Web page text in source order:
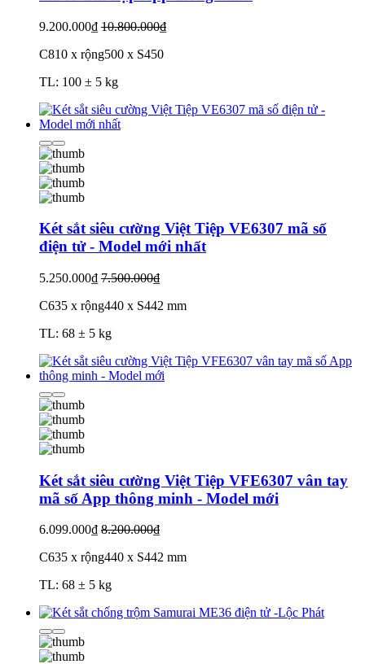
9.200.000₫ 10.800.000₫
C810 x rộng500 x S450
TL: 100 ± 5 kg
Két sắt siêu cường Việt Tiệp VE6307 mã số
điện tử - Model mới nhất
5.250.000₫ 7.500.000₫
C635 x rộng440 x S442 mm
TL: 68 ± 5 kg
Két sắt siêu cường Việt Tiệp VFE6307 vân tay
mã số App thông minh - Model mới
6.099.000₫ 8.200.000₫
C635 x rộng440 x S442 mm
TL: 68 ± 5 kg